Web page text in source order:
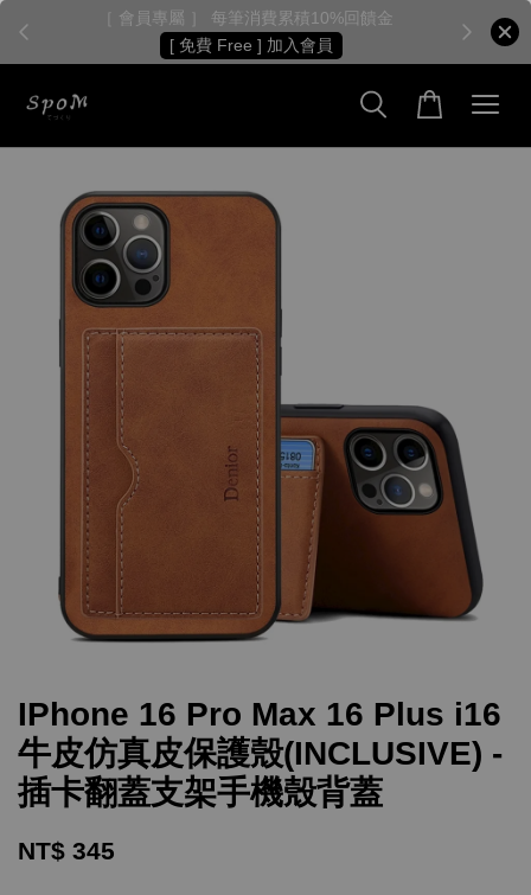
［ 會員專屬 ］ 每筆消費累積10%回饋金
[ 免費 Free ] 加入會員
IPhone 16 Pro Max 16 Plus i16
牛皮仿真皮保護殼(INCLUSIVE) -
插卡翻蓋支架手機殼背蓋
NT$ 345